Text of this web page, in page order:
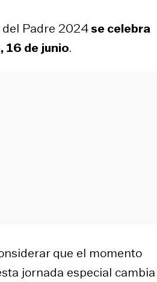
del Padre 2024se celebra
16 de junio.
que el momento
jornada especial cambia